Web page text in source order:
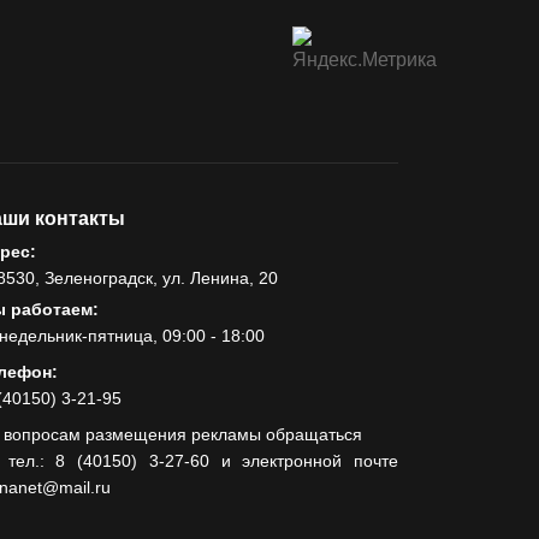
контакты
Зеленоградск, ул. Ленина, 20
работаем:
пятница, 09:00 - 18:00
3-21-95
размещения рекламы обращаться
тел.: 8 (40150) 3-27-60 и электронной почте